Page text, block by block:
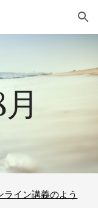
Skip to navigation
イン講義のよう